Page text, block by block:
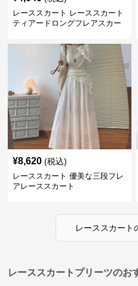
レーススカート レーススカート
ティアードロングフレアスカー
¥8,620 (税込)
レーススカート 優美な三段フレ
アレーススカート
レーススカート
レーススカートプリーツのお